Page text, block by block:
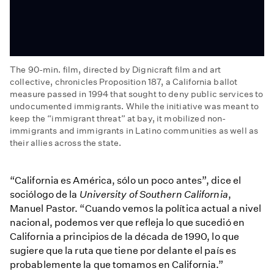
The 90-min. film, directed by Dignicraft film and art
collective, chronicles Proposition 187, a California ballot
measure passed in 1994 that sought to deny public services to
undocumented immigrants. While the initiative was meant to
keep the “immigrant threat” at bay, it mobilized non-
immigrants and immigrants in Latino communities as well as
their allies across the state.
Rise
of
the
Latino
Vote
(Preview)
“California es América, sólo un poco antes”, dice el
sociólogo de la University of Southern California,
Manuel Pastor. “Cuando vemos la política actual a nivel
nacional, podemos ver que refleja lo que sucedió en
California a principios de la década de 1990, lo que
sugiere que la ruta que tiene por delante el país es
probablemente la que tomamos en California.”